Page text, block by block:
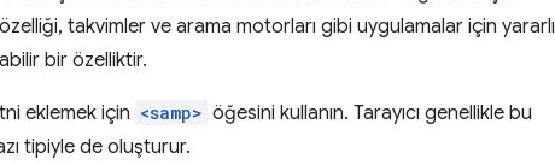
özelliği, takvimler ve arama motorları gibi uygulamalar için yararlı
bir özelliktir.
eklemek için <samp> öğesini kullanın. Tarayıcı genellikle bu
tipiyle de oluşturur.